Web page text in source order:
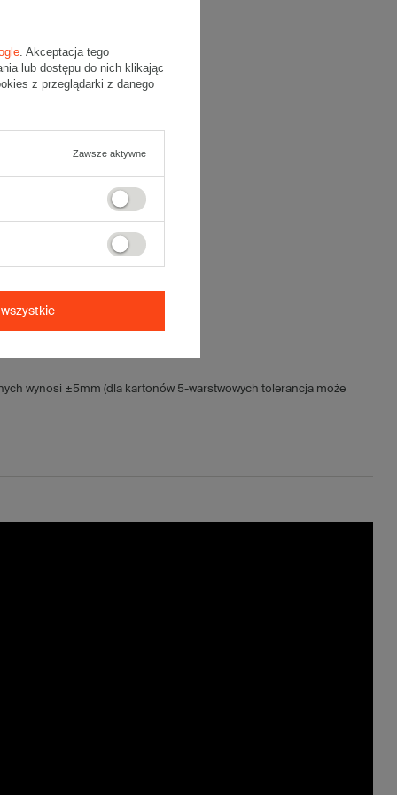
wynosi ±5mm (dla kartonów 5-warstwowych tolerancja może
. Akceptacja tego
lub dostępu do nich klikając
z przeglądarki z danego
Zawsze aktywne